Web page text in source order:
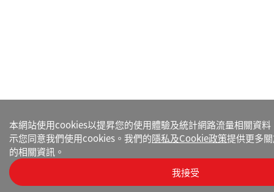
本網站使用cookies以提昇您的使用體驗及統計網路流量相關資
示您同意我們使用cookies。我們的隱私及Cookie政策提供更多
的相關資訊。
我接受